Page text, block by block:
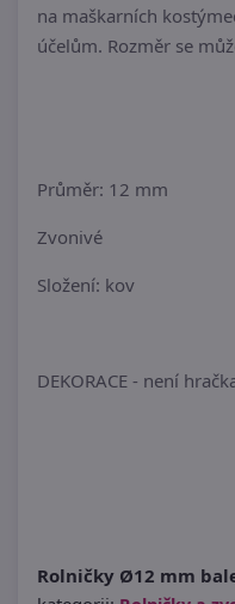
na maškarních
účelům. Rozměr se
Průměr: 12 mm
Zvonivé
Složení: kov
DEKORACE - není
Rolničky Ø12 mm